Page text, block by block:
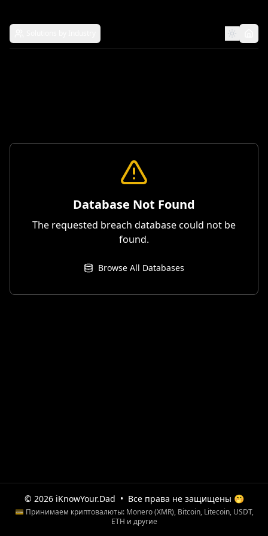
Database Not Found
The requested breach database could not be
found.
Browse All Databases
© 2026 iKnowYour.Dad • Все права не защищены 🤭
💳 Принимаем криптовалюты: Monero (XMR), Bitcoin, Litecoin, USDT,
ETH и другие